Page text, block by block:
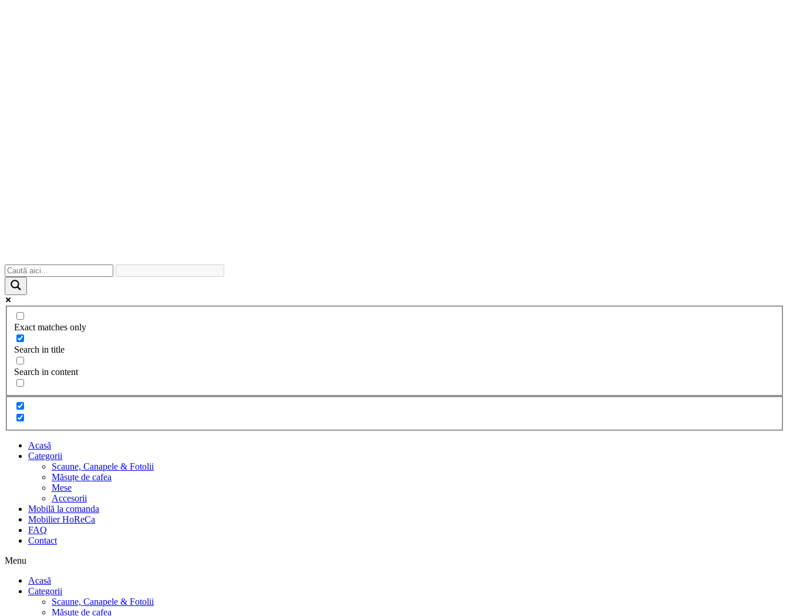
Exact matches only
Search in title
Search in content
Acasă
Categorii
Scaune, Canapele & Fotolii
Măsuțe de cafea
Mese
Accesorii
Mobilă la comanda
Mobilier HoReCa
FAQ
Contact
Menu
Acasă
Categorii
Scaune, Canapele & Fotolii
Măsuțe de cafea